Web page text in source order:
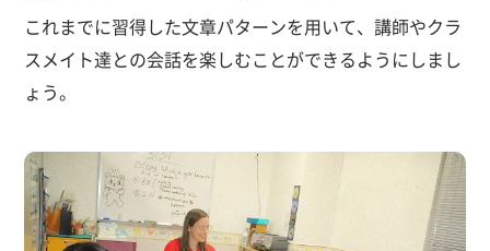
これまでに習得した文章パターンを用いて、講師やクラ
スメイト達との会話を楽しむことができるようにしまし
ょう。